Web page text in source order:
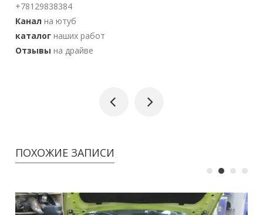
+78129838384
Канал на ютуб
каталог наших работ
Отзывы на драйве
ПОХОЖИЕ ЗАПИСИ